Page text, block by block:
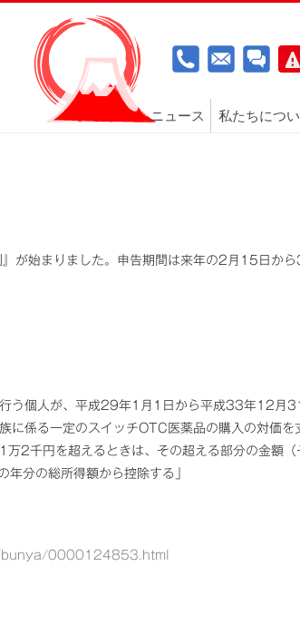
ニュース
私たちにつ
が始まりました。申告期間は来年の2月15日から
行う個人が、平成29年1月1日から平成33年12月
に係る一定のスイッチOTC医薬品の購入の対価を
2千円を超えるときは、その超える部分の金額（
分の総所得額から控除する」
0000124853.html